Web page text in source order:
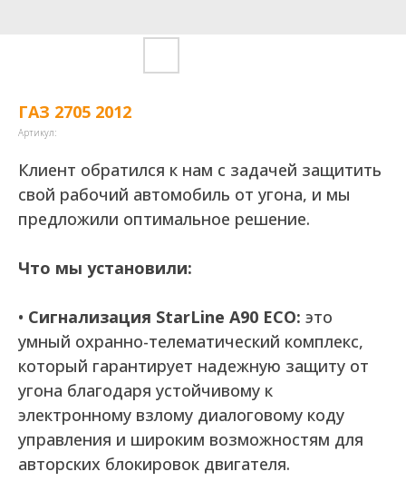
ГАЗ 2705 2012
Артикул:
Клиент обратился к нам с задачей защитить
свой рабочий автомобиль от угона, и мы
предложили оптимальное решение.
Что мы установили:
• Сигнализация StarLine A90 ECO: это
умный охранно-телематический комплекс,
который гарантирует надежную защиту от
угона благодаря устойчивому к
электронному взлому диалоговому коду
управления и широким возможностям для
авторских блокировок двигателя.